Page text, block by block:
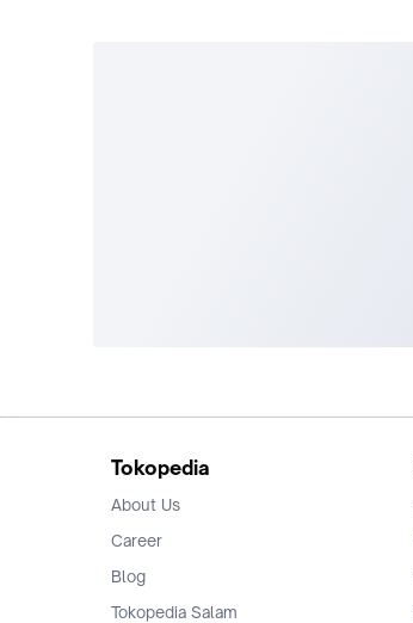
Tokopedia
About Us
Career
Blog
Tokopedia Salam